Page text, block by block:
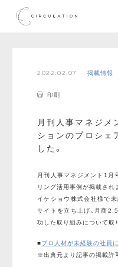
2022.02.07 掲載情報
印刷
月刊人事マネジメ
ションのプロシェ
した。
月刊人事マネジメント1月
リング活用事例が掲載され
イケショウ株式会社様で
サイトを立ち上げ、月商
功した取り組みについて取
■プロ人材が未経験の社員
※出典元より記事の掲載許